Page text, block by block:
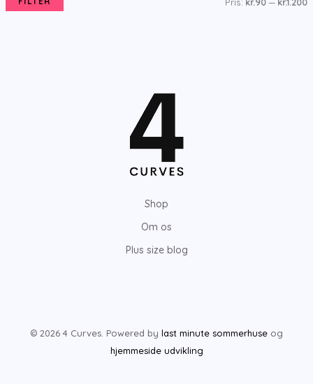
Pris: kr.90 — kr.1.200
Shop
Om os
Plus size blog
© 2026 4 Curves. Powered by last minute sommerhuse og
hjemmeside udvikling